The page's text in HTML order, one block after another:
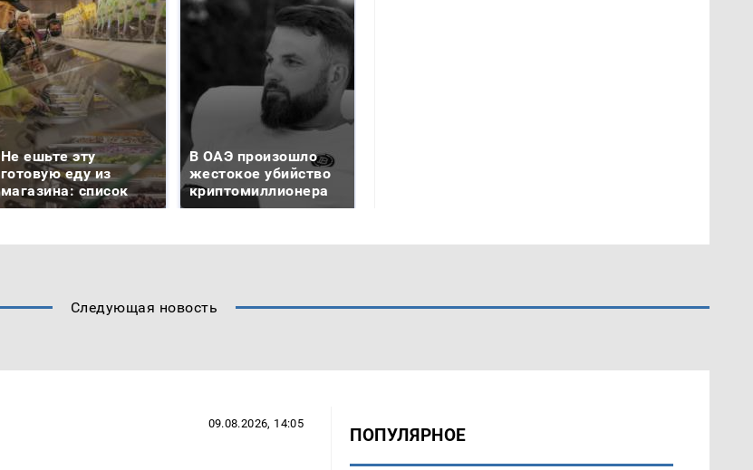
Не ешьте эту
готовую еду из
магазина: список
В ОАЭ произошло
жестокое убийство
криптомиллионера
Следующая новость
09.08.2026, 14:05
ПОПУЛЯРНОЕ